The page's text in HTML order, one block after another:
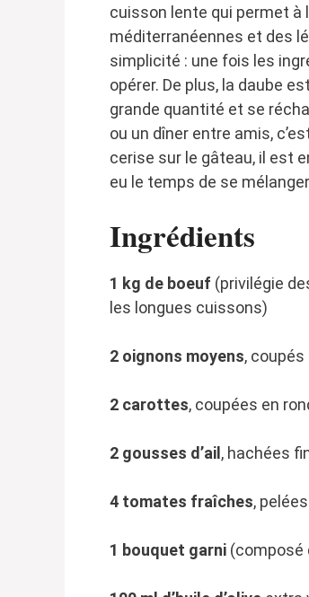
cuisson lente qui permet à
méditerranéennes et des
simplicité : une fois les
opérer. De plus, la daube
grande quantité et se
ou un dîner entre amis,
cerise sur le gâteau, il est
eu le temps de se
Ingrédients
1 kg de boeuf (privilégie
les longues cuissons)
2 oignons moyens,
2 carottes, coupées en
2 gousses d’ail , hachées
4 tomates fraîches,
1 bouquet garni (composé